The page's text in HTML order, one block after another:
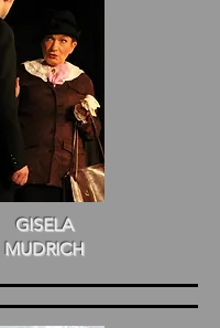
GISELA
MUDRICH